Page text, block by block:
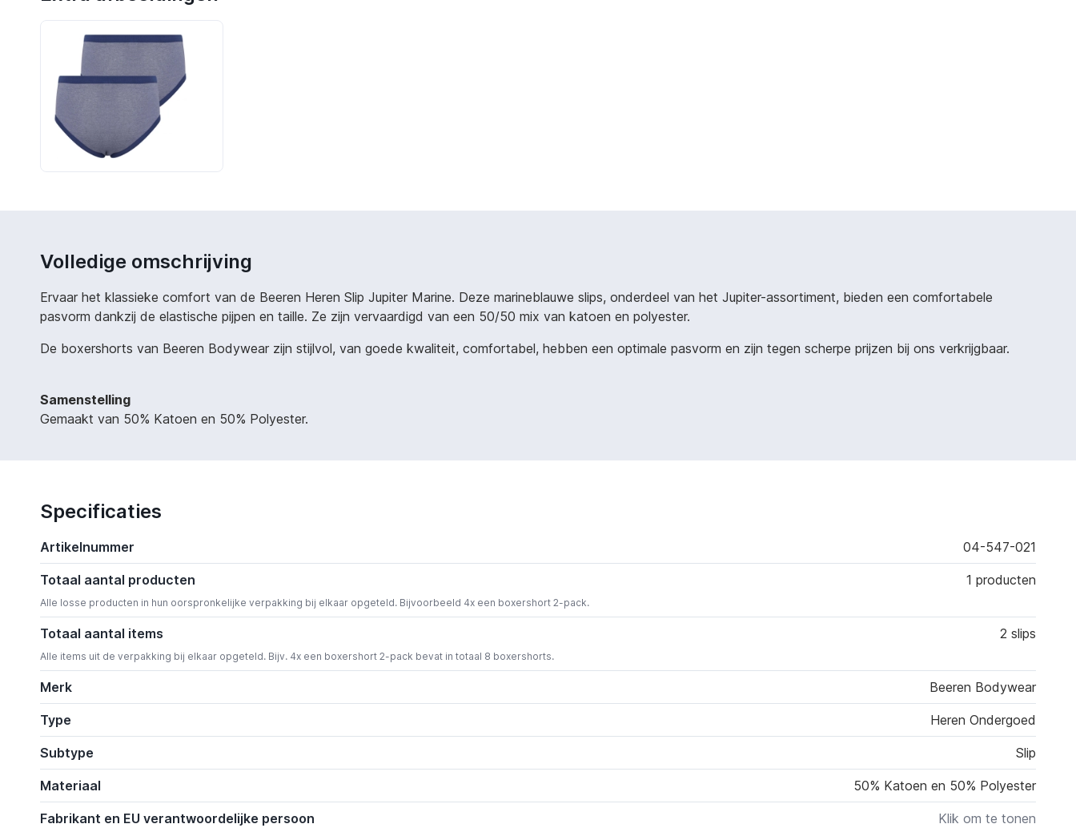
Volledige omschrijving
Ervaar het klassieke comfort van de Beeren Heren Slip Jupiter Marine. Deze marineblauwe slips, onderdeel van het Jupiter-assortiment, bieden een comfortabele
pasvorm dankzij de elastische pijpen en taille. Ze zijn vervaardigd van een 50/50 mix van katoen en polyester.
De boxershorts van Beeren Bodywear zijn stijlvol, van goede kwaliteit, comfortabel, hebben een optimale pasvorm en zijn tegen scherpe prijzen bij ons verkrijgbaar.
Samenstelling
Gemaakt van 50% Katoen en 50% Polyester.
Specificaties
Artikelnummer 04-547-021
Totaal aantal producten 1 producten
Alle losse producten in hun oorspronkelijke verpakking bij elkaar opgeteld. Bijvoorbeeld 4x een boxershort 2-pack.
Totaal aantal items 2 slips
Alle items uit de verpakking bij elkaar opgeteld. Bijv. 4x een boxershort 2-pack bevat in totaal 8 boxershorts.
Merk Beeren Bodywear
Type Heren Ondergoed
Subtype Slip
Materiaal 50% Katoen en 50% Polyester
Fabrikant en EU verantwoordelijke persoon Klik om te tonen